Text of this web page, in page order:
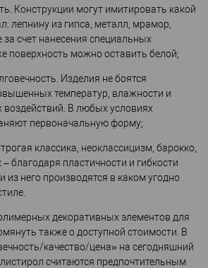
Конструкции могут имитировать какой
лепнину из гипса, металл, мрамор,
за счет нанесения специальных
поверхность можно оставить белой;
Изделия не боятся
температур, влажности и
воздействий. В любых условиях
первоначальную форму;
классика, неоклассицизм, барокко,
– благодаря пластичности и гибкости
из него производятся в каком угодно
декоративных элементов для
также о доступной стоимости. В
качество/цена» на сегодняшний
считаются предпочтительным